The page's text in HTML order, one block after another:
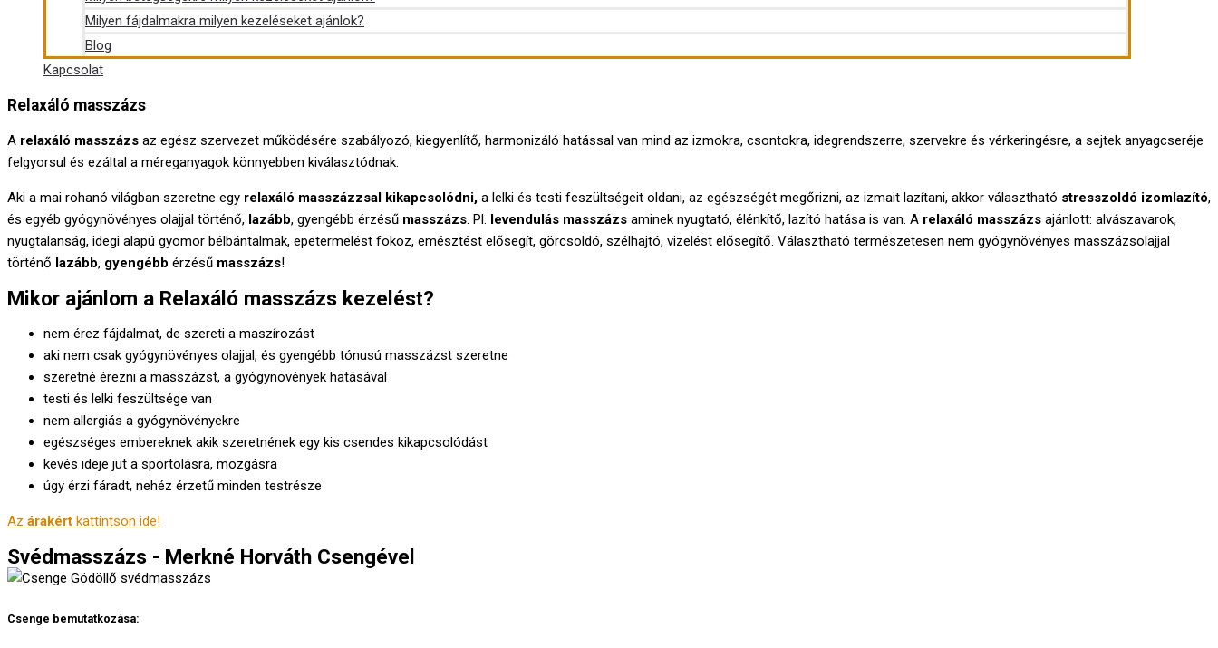
Milyen fájdalmakra milyen kezeléseket ajánlok?
Blog
Kapcsolat
Relaxáló masszázs
A relaxáló masszázs az egész szervezet működésére szabályozó, kiegyenlítő, harmonizáló hatással van mind az izmokra, csontokra, idegrendszerre, szervekre és vérkeringésre, a sejtek anyagcseréje
felgyorsul és ezáltal a méreganyagok könnyebben kiválasztódnak.
Aki a mai rohanó világban szeretne egy relaxáló masszázzsal kikapcsolódni, a lelki és testi feszültségeit oldani, az egészségét megőrizni, az izmait lazítani, akkor választható stresszoldó izomlazító,
és egyéb gyógynövényes olajjal történő, lazább, gyengébb érzésű masszázs. Pl. levendulás masszázs aminek nyugtató, élénkítő, lazító hatása is van. A relaxáló masszázs ajánlott: alvászavarok,
nyugtalanság, idegi alapú gyomor bélbántalmak, epetermelést fokoz, emésztést elősegít, görcsoldó, szélhajtó, vizelést elősegítő. Választható természetesen nem gyógynövényes masszázsolajjal
történő lazább, gyengébb érzésű masszázs!
Mikor ajánlom a Relaxáló masszázs kezelést?
nem érez fájdalmat, de szereti a maszírozást
aki nem csak gyógynövényes olajjal, és gyengébb tónusú masszázst szeretne
szeretné érezni a masszázst, a gyógynövények hatásával
testi és lelki feszültsége van
nem allergiás a gyógynövényekre
egészséges embereknek akik szeretnének egy kis csendes kikapcsolódást
kevés ideje jut a sportolásra, mozgásra
úgy érzi fáradt, nehéz érzetű minden testrésze
Az árakért kattintson ide!
Svédmasszázs - Merkné Horváth Csengével
Csenge bemutatkozása: